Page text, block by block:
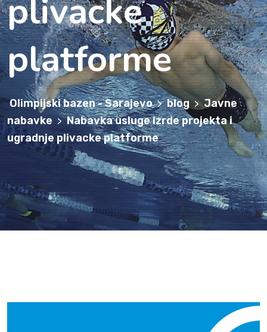
plivacke
platforme
Olimpijski bazen - Sarajevo > blog > Javne
nabavke > Nabavka usluge izrde projekta i
ugradnje plivacke platforme